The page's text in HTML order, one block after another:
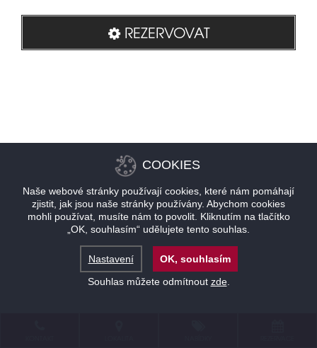
REZERVOVAT
COOKIES
Naše webové stránky používají cookies, které nám pomáhají
zjistit, jak jsou naše stránky používány. Abychom cookies
mohli používat, musíte nám to povolit. Kliknutím na tlačítko
„OK, souhlasím“ udělujete tento souhlas.
Nastavení
OK, souhlasím
Souhlas můžete odmítnout zde.